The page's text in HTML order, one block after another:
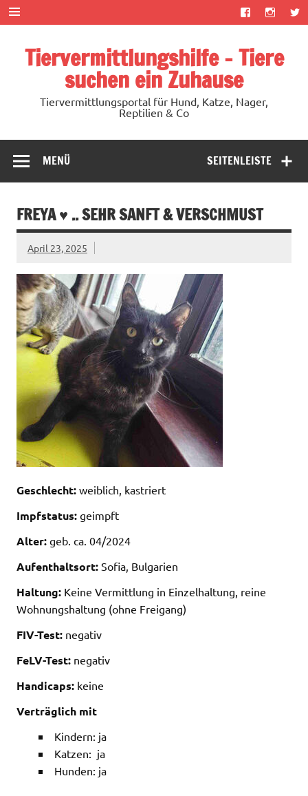
Zum
Inhalt
springen
Tiervermittlungshilfe – Tiere
suchen ein Zuhause
Tiervermittlungsportal für Hund, Katze, Nager,
Reptilien & Co
SEITENLEISTE
MENÜ
FREYA ♥ .. SEHR SANFT & VERSCHMUST
April 23, 2025
Geschlecht: weiblich, kastriert
Impfstatus: geimpft
Alter: geb. ca. 04/2024
Aufenthaltsort: Sofia, Bulgarien
Haltung: Keine Vermittlung in Einzelhaltung, reine
Wohnungshaltung (ohne Freigang)
FIV-Test: negativ
FeLV-Test: negativ
Handicaps: keine
Verträglich mit
Kindern: ja
Katzen: ja
Hunden: ja